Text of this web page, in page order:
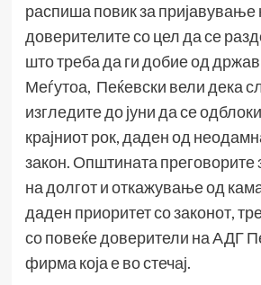
распиша повик за пријавување
доверителите со цел да се
што треба да ги добие од
Меѓутоа, Пеќевски вели дека
изгледите до јуни да се
крајниот рок, даден од
закон. Општината
на долгот и откажување од
даден приоритет со законот,
со повеќе доверители на АДГ
фирма која е во стечај.